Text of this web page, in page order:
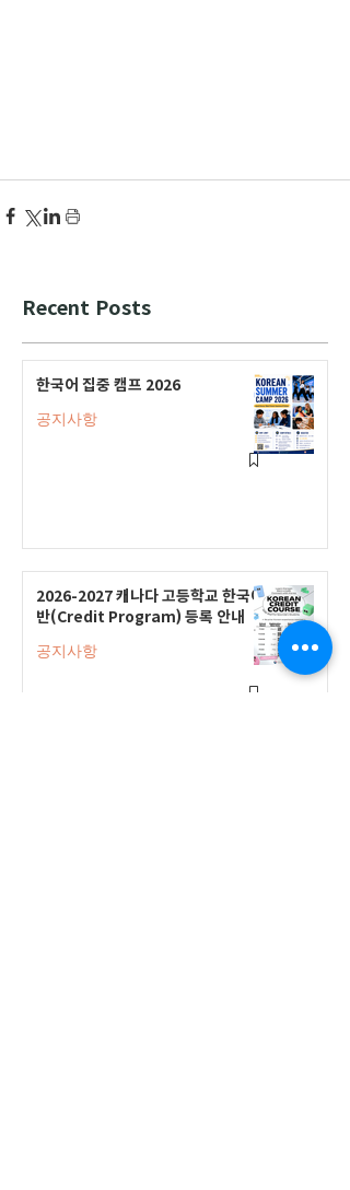
Recent Posts
한국어 집중 캠프 2026
공지사항
2026-2027 캐나다 고등학교 한국어
반(Credit Program) 등록 안내
공지사항